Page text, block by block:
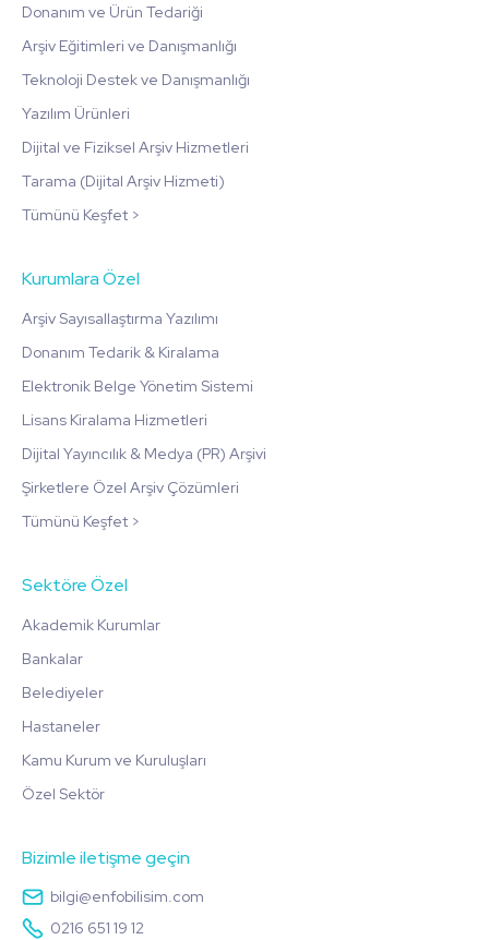
Donanım ve Ürün Tedariği
Arşiv Eğitimleri ve Danışmanlığı
Teknoloji Destek ve Danışmanlığı
Yazılım Ürünleri
Dijital ve Fiziksel Arşiv Hizmetleri
Tarama (Dijital Arşiv Hizmeti)
Tümünü Keşfet >
Kurumlara Özel
Arşiv Sayısallaştırma Yazılımı
Donanım Tedarik & Kiralama
Elektronik Belge Yönetim Sistemi
Lisans Kiralama Hizmetleri
Dijital Yayıncılık & Medya (PR) Arşivi
Şirketlere Özel Arşiv Çözümleri
Tümünü Keşfet >
Sektöre Özel
Akademik Kurumlar
Bankalar
Belediyeler
Hastaneler
Kamu Kurum ve Kuruluşları
Özel Sektör
Bizimle iletişme geçin
bilgi@enfobilisim.com
0216 651 19 12